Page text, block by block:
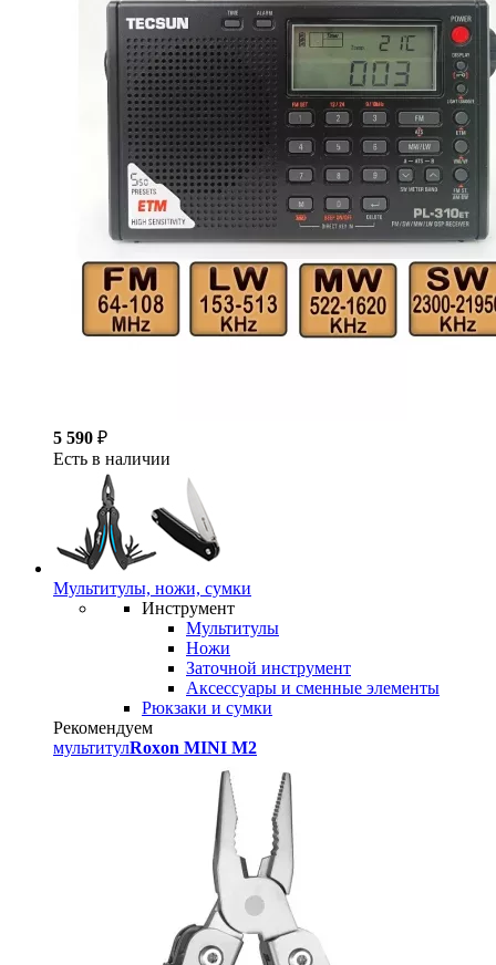
5 590 ₽
Есть в наличии
Мультитулы, ножи, сумки
Инструмент
Мультитулы
Ножи
Заточной инструмент
Аксессуары и сменные элементы
Рюкзаки и сумки
Рекомендуем
мультитулRoxon MINI M2